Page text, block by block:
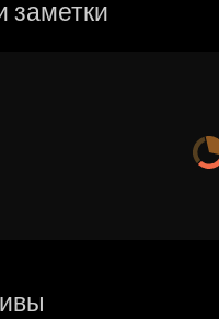
заметки